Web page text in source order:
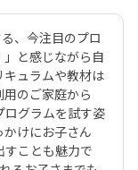
、今注目のプロ
と感じながら自
ュラムや教材は
のご家庭から
ログラムを試す姿
けにお子さん
すことも魅力で